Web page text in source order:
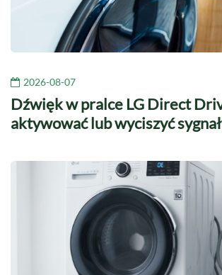
2026-08-07
Dźwięk w pralce LG Direct
aktywować lub wyciszyć